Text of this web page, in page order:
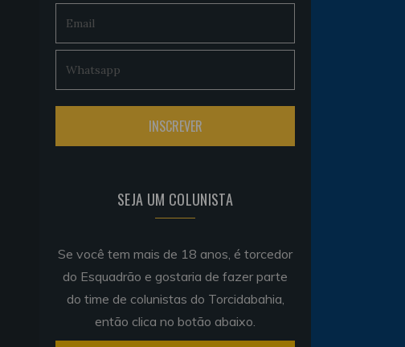
SEJA UM COLUNISTA
Se você tem mais de 18 anos, é torcedor
do Esquadrão e gostaria de fazer parte
do time de colunistas do Torcidabahia,
então clica no botão abaixo.